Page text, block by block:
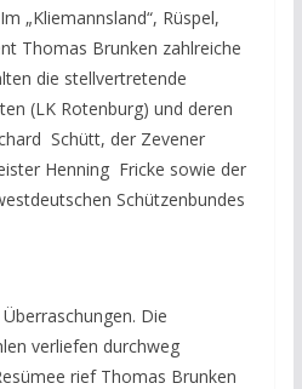
„Kliemannsland“, Rüspel,
Thomas Brunken zahlreiche
die stellvertretende
(LK Rotenburg) und deren
Schütt, der Zevener
Henning Fricke sowie der
Schützenbundes
Die
verliefen durchweg
rief Thomas Brunken